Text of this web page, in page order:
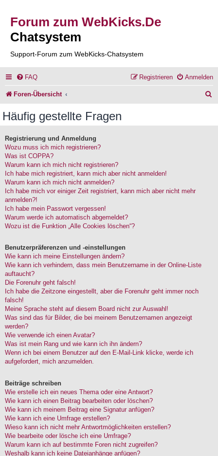
Forum zum WebKicks.De
Chatsystem
Support-Forum zum WebKicks-Chatsystem
FAQ Anmelden
Registrieren
Foren-Übersicht
Häufig gestellte Fragen
Registrierung und Anmeldung
Wozu muss ich mich registrieren?
Was ist COPPA?
Warum kann ich mich nicht registrieren?
Ich habe mich registriert, kann mich aber nicht anmelden!
Warum kann ich mich nicht anmelden?
Ich habe mich vor einiger Zeit registriert, kann mich aber nicht mehr
anmelden?!
Ich habe mein Passwort vergessen!
Warum werde ich automatisch abgemeldet?
Wozu ist die Funktion „Alle Cookies löschen“?
Benutzerpräferenzen und -einstellungen
Wie kann ich meine Einstellungen ändern?
Wie kann ich verhindern, dass mein Benutzername in der Online-Liste
auftaucht?
Die Forenuhr geht falsch!
Ich habe die Zeitzone eingestellt, aber die Forenuhr geht immer noch
falsch!
Meine Sprache steht auf diesem Board nicht zur Auswahl!
Was sind das für Bilder, die bei meinem Benutzernamen angezeigt
werden?
Wie verwende ich einen Avatar?
Was ist mein Rang und wie kann ich ihn ändern?
Wenn ich bei einem Benutzer auf den E-Mail-Link klicke, werde ich
aufgefordert, mich anzumelden.
Beiträge schreiben
Wie erstelle ich ein neues Thema oder eine Antwort?
Wie kann ich einen Beitrag bearbeiten oder löschen?
Wie kann ich meinem Beitrag eine Signatur anfügen?
Wie kann ich eine Umfrage erstellen?
Wieso kann ich nicht mehr Antwortmöglichkeiten erstellen?
Wie bearbeite oder lösche ich eine Umfrage?
Warum kann ich auf bestimmte Foren nicht zugreifen?
Weshalb kann ich keine Dateianhänge anfügen?